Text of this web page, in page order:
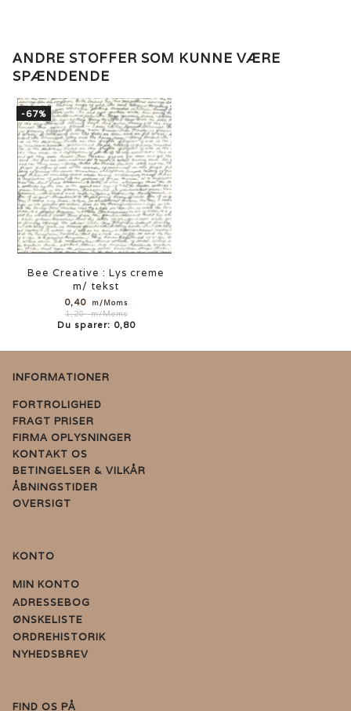
ANDRE STOFFER SOM KUNNE VÆRE
SPÆNDENDE
-67%
Bee Creative : Lys creme
m/ tekst
0,40 m/Moms
1,20m/Moms
Du sparer: 0,80
INFORMATIONER
FORTROLIGHED
FRAGT PRISER
FIRMA OPLYSNINGER
KONTAKT OS
BETINGELSER & VILKÅR
ÅBNINGSTIDER
OVERSIGT
KONTO
MIN KONTO
ADRESSEBOG
ØNSKELISTE
ORDREHISTORIK
NYHEDSBREV
FIND OS PÅ